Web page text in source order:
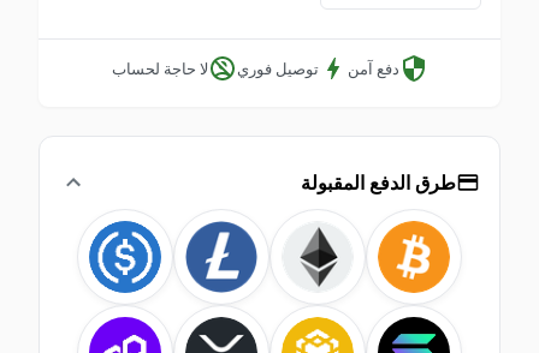
دفع آمن توصيل فوري لا حاجة لحساب
طرق الدفع المقبولة